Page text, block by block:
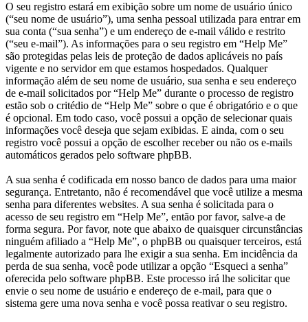
O seu registro estará em exibição sobre um nome de usuário único
(“seu nome de usuário”), uma senha pessoal utilizada para entrar em
sua conta (“sua senha”) e um endereço de e-mail válido e restrito
(“seu e-mail”). As informações para o seu registro em “Help Me”
são protegidas pelas leis de proteção de dados aplicáveis no país
vigente e no servidor em que estamos hospedados. Qualquer
informação além de seu nome de usuário, sua senha e seu endereço
de e-mail solicitados por “Help Me” durante o processo de registro
estão sob o critédio de “Help Me” sobre o que é obrigatório e o que
é opcional. Em todo caso, você possui a opção de selecionar quais
informações você deseja que sejam exibidas. E ainda, com o seu
registro você possui a opção de escolher receber ou não os e-mails
automáticos gerados pelo software phpBB.
A sua senha é codificada em nosso banco de dados para uma maior
segurança. Entretanto, não é recomendável que você utilize a mesma
senha para diferentes websites. A sua senha é solicitada para o
acesso de seu registro em “Help Me”, então por favor, salve-a de
forma segura. Por favor, note que abaixo de quaisquer circunstâncias
ninguém afiliado a “Help Me”, o phpBB ou quaisquer terceiros, está
legalmente autorizado para lhe exigir a sua senha. Em incidência da
perda de sua senha, você pode utilizar a opção “Esqueci a senha”
oferecida pelo software phpBB. Este processo irá lhe solicitar que
envie o seu nome de usuário e endereço de e-mail, para que o
sistema gere uma nova senha e você possa reativar o seu registro.